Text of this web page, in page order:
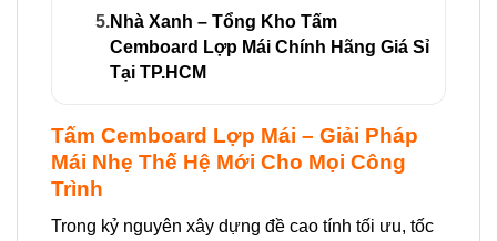
5.Nhà Xanh – Tổng Kho Tấm
Cemboard Lợp Mái Chính Hãng Giá Sỉ
Tại TP.HCM
Tấm Cemboard Lợp Mái – Giải Pháp
Mái Nhẹ Thế Hệ Mới Cho Mọi Công
Trình
Trong kỷ nguyên xây dựng đề cao tính tối ưu, tốc